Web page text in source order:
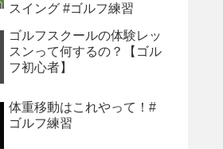
スイング #ゴルフ練習
ゴルフスクールの体験レッ
スンって何するの？【ゴル
フ初心者】
体重移動はこれやって！#
ゴルフ練習